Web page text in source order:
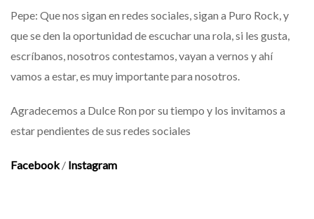
Pepe: Que nos sigan en redes sociales, sigan a Puro Rock, y
que se den la oportunidad de escuchar una rola, si les gusta,
escríbanos, nosotros contestamos, vayan a vernos y ahí
vamos a estar, es muy importante para nosotros.
Agradecemos a Dulce Ron por su tiempo y los invitamos a
estar pendientes de sus redes sociales
Facebook/ Instagram